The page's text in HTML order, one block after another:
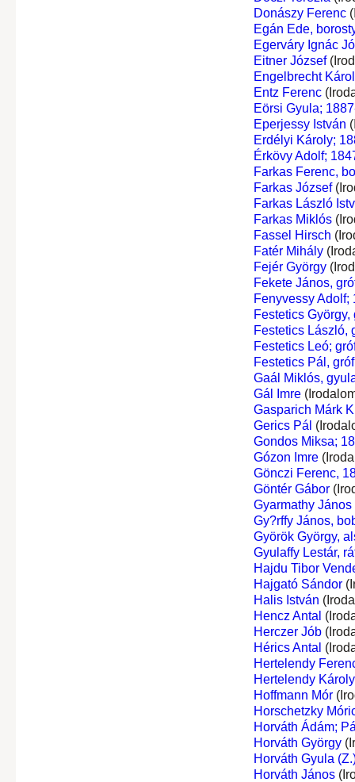
Donászy Ferenc
Egán Ede,
Egerváry Ignác
Eitner József
Engelbrecht
Entz Ferenc
Eörsi Gyula;
Eperjessy István
Erdélyi Károly;
Érkövy Adolf;
Farkas Ferenc,
Farkas József
Farkas László
Farkas Miklós
Fassel Hirsch
Fatér Mihály
Fejér György
Fekete János,
Fenyvessy Adolf;
Festetics György,
Festetics László,
Festetics Leó;
Festetics Pál,
Gaál Miklós,
Gál Imre
Gasparich Márk
Gerics Pál
Gondos Miksa;
Gózon Imre
Gönczi Ferenc,
Göntér Gábor
Gyarmathy János
Gy?rffy János,
Györök György,
Gyulaffy Lestár,
Hajdu Tibor
Hajgató Sándor
Halis István
Hencz Antal
Herczer Jób
Hérics Antal
Hertelendy
Hertelendy
Hoffmann Mór
Horschetzky
Horváth Ádám;
Horváth György
Horváth Gyula
Horváth János